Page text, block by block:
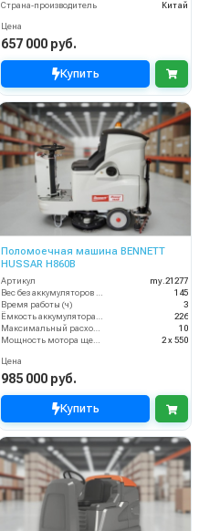
Страна-производитель
Китай
Цена
657 000 руб.
Купить
Поломоечная машина BENNETT
HUSSAR H860B
Артикул
my.21277
Вес без аккумуляторов (кг)
145
Время работы (ч)
3
Ёмкость аккумулятора (Ач)
226
Максимальный расход воздуха, куб.м/мин
10
Мощность мотора щеток
2 х 550
Цена
985 000 руб.
Купить